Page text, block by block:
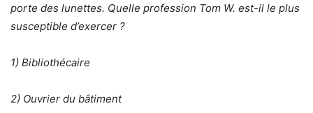
porte des lunettes. Quelle profession Tom W. est-il le plus
susceptible d’exercer ?
1) Bibliothécaire
2) Ouvrier du bâtiment